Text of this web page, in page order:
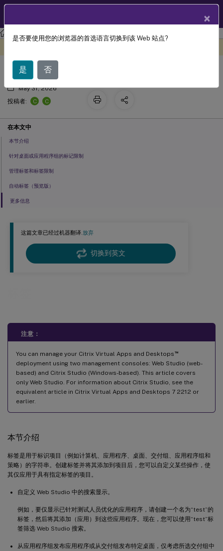
Citrix Virtual Apps and Desktops 7 2402 LTSR
这篇文章已经过机器翻译.放弃
切换到英文
注意：
You can manage your Citrix Virtual Apps and Desktops ™
deployment using two management consoles: Web Studio (web-
based) and Citrix Studio (Windows-based). This article covers
only Web Studio. For information about Citrix Studio, see the
equivalent article in Citrix Virtual Apps and Desktops 7 2212 or
earlier.
本节介绍
标签是用于标识项目（例如计算机、应用程序、桌面、交付组、应用程序组和
策略）的字符串。创建标签并将其添加到项目后，您可以自定义某些操作，使
其仅应用于具有指定标签的项目。
自定义 Web Studio 中的搜索显示。
例如，要仅显示已针对测试人员优化的应用程序，请创建一个名为“test”的
标签，然后将其添加（应用）到这些应用程序。现在，您可以使用“test”标
签筛选 Web Studio 搜索。
从应用程序组发布应用程序或从交付组发布特定桌面，仅考虑所选交付组中
标签
May 31, 2026
投稿者:
C C
在本文中
本节介绍
针对桌面或应用程序组的标记限制
管理标签和标签限制
自动标签（预览版）
更多信息
×
是否要使用您的浏览器的首选语言切换到该 Web 站点?
是 否